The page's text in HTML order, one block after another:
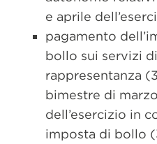
e aprile
pagamento
bollo sui servizi
rappresentanza
bimestre di
dell’esercizio in
imposta di bollo